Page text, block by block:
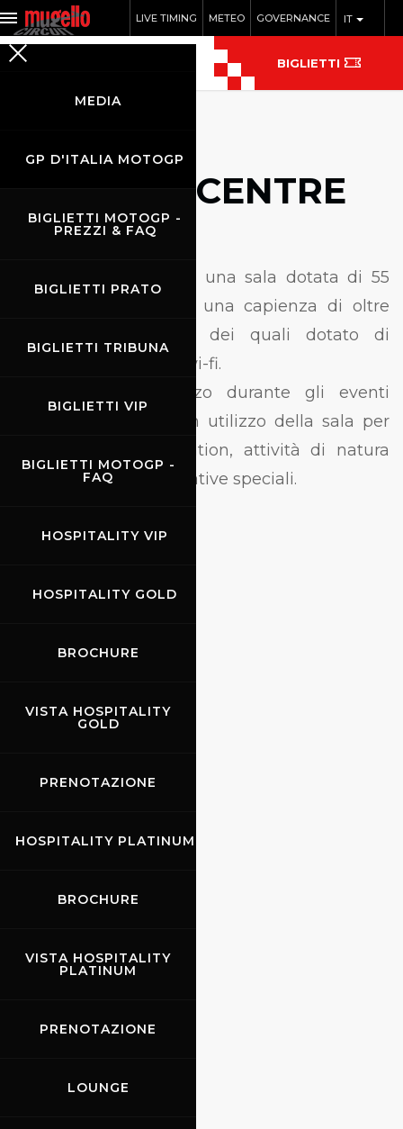
IT
LIVE TIMING METEO GOVERNANCE
MEDIA
GP D'ITALIA MOTOGP
BIGLIETTI MOTOGP -
PREZZI & FAQ
BIGLIETTI PRATO
BIGLIETTI TRIBUNA
BIGLIETTI VIP
BIGLIETTI MOTOGP -
FAQ
HOSPITALITY VIP
HOSPITALITY GOLD
BROCHURE
VISTA HOSPITALITY
GOLD
PRENOTAZIONE
HOSPITALITY PLATINUM
BROCHURE
VISTA HOSPITALITY
PLATINUM
PRENOTAZIONE
LOUNGE
BIGLIETTI
MEDIA CENTRE
l Media Centre è una sala dotata di 55
monitor Lcd con una capienza di oltre
350 posti, ognuno dei quali dotato di
collegamento hdsl e wi-fi.
Al tradizionale utilizzo durante gli eventi
sportivi, si affianca un utilizzo della sala per
presentazioni, convention, attività di natura
promozionale ed iniziative speciali.